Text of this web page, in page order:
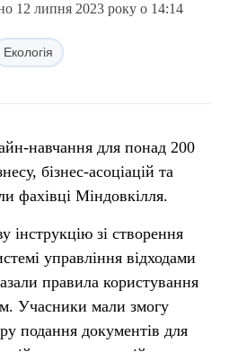
12 липня 2023 року о 14:14
Екологія
навчання для понад 200
бізнес-асоціацій та
фахівці Міндовкілля.
інструкцію зі створення
управління відходами
правила користування
Учасники мали змогу
подання документів для